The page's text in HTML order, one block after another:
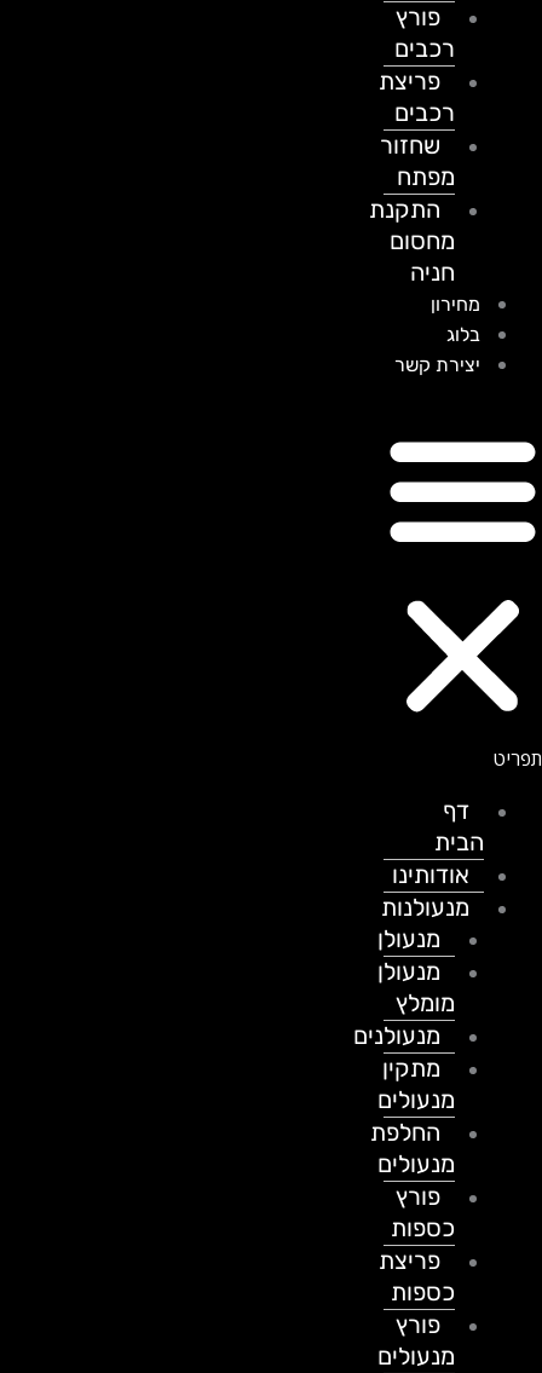
פורץ
רכבים
פריצת
רכבים
שחזור
מפתח
התקנת
מחסום
חניה
מחירון
בלוג
יצירת קשר
דף
הבית
אודותינו
מנעולנות
מנעולן
מנעולן
מומלץ
מנעולנים
מתקין
מנעולים
החלפת
מנעולים
פורץ
כספות
פריצת
כספות
פורץ
מנעולים